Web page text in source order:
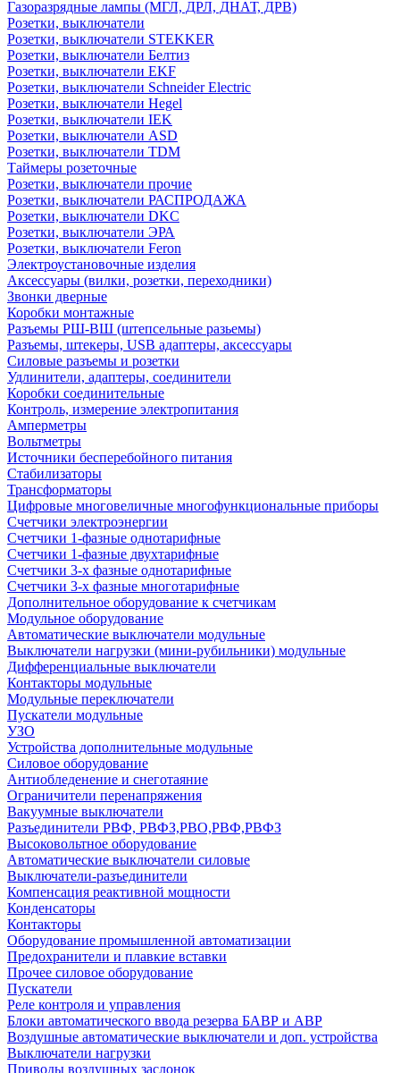
Газоразрядные лампы (МГЛ, ДРЛ, ДНАТ, ДРВ)
Розетки, выключатели
Розетки, выключатели STEKKER
Розетки, выключатели Белтиз
Розетки, выключатели EKF
Розетки, выключатели Schneider Electric
Розетки, выключатели Hegel
Розетки, выключатели IEK
Розетки, выключатели ASD
Розетки, выключатели TDM
Таймеры розеточные
Розетки, выключатели прочие
Розетки, выключатели РАСПРОДАЖА
Розетки, выключатели DKC
Розетки, выключатели ЭРА
Розетки, выключатели Feron
Электроустановочные изделия
Аксессуары (вилки, розетки, переходники)
Звонки дверные
Коробки монтажные
Разъемы РШ-ВШ (штепсельные разьемы)
Разъемы, штекеры, USB адаптеры, аксессуары
Силовые разъемы и розетки
Удлинители, адаптеры, соединители
Коробки соединительные
Контроль, измерение электропитания
Амперметры
Вольтметры
Источники бесперебойного питания
Стабилизаторы
Трансформаторы
Цифровые многовеличные многофункциональные приборы
Счетчики электроэнергии
Счетчики 1-фазные однотарифные
Счетчики 1-фазные двухтарифные
Счетчики 3-х фазные однотарифные
Счетчики 3-х фазные многотарифные
Дополнительное оборудование к счетчикам
Модульное оборудование
Автоматические выключатели модульные
Выключатели нагрузки (мини-рубильники) модульные
Дифференциальные выключатели
Контакторы модульные
Модульные переключатели
Пускатели модульные
УЗО
Устройства дополнительные модульные
Силовое оборудование
Антиобледенение и снеготаяние
Ограничители перенапряжения
Вакуумные выключатели
Разъединители РВФ, РВФЗ,РВО,РВФ,РВФЗ
Высоковольтное оборудование
Автоматические выключатели cиловые
Выключатели-разъединители
Компенсация реактивной мощности
Конденсаторы
Контакторы
Оборудование промышленной автоматизации
Предохранители и плавкие вставки
Прочее силовое оборудование
Пускатели
Реле контроля и управления
Блоки автоматического ввода резерва БАВР и АВР
Воздушные автоматические выключатели и доп. устройства
Выключатели нагрузки
Приводы воздушных заслонок